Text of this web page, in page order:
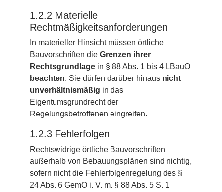
1.2.2 Materielle
Rechtmäßigkeitsanforderungen
In materieller Hinsicht müssen örtliche
Bauvorschriften die Grenzen ihrer
Rechtsgrundlage in § 88 Abs. 1 bis 4 LBauO
beachten. Sie dürfen darüber hinaus nicht
unverhältnismäßig in das
Eigentumsgrundrecht der
Regelungsbetroffenen eingreifen.
1.2.3 Fehlerfolgen
Rechtswidrige örtliche Bauvorschriften
außerhalb von Bebauungsplänen sind nichtig,
sofern nicht die Fehlerfolgenregelung des §
24 Abs. 6 GemO i. V. m. § 88 Abs. 5 S. 1